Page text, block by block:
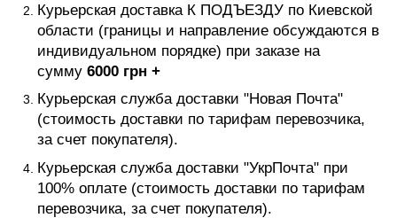
Курьерская доставка К ПОДЪЕЗДУ по Киевской
области (границы и направление обсуждаются в
индивидуальном порядке) при заказе на
сумму 6000 грн +
Курьерская служба доставки "Новая Почта"
(стоимость доставки по тарифам перевозчика,
за счет покупателя).
Курьерская служба доставки "УкрПочта" при
100% оплате (стоимость доставки по тарифам
перевозчика, за счет покупателя).